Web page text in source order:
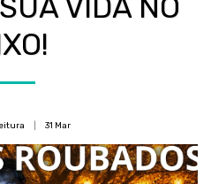
VIDA NO
31 Mar